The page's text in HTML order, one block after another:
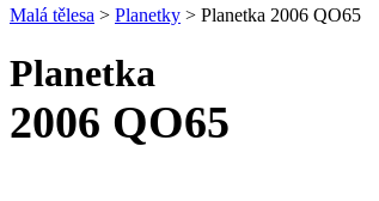
Malá tělesa > Planetky > Planetka 2006 QO65
Planetka
2006 QO65